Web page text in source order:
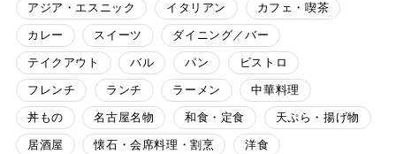
アジア・エスニック イタリアン カフェ・喫茶
カレー スイーツ ダイニング／バー
テイクアウト バル パン ビストロ
フレンチ ランチ ラーメン 中華料理
丼もの 名古屋名物 和食・定食 天ぷら・揚げ物
居酒屋 懐石・会席料理・割烹 洋食